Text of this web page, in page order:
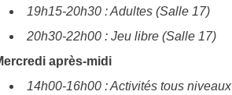
19h15-20h30 : Adultes (Salle 17)
20h30-22h00 : Jeu libre (Salle 17)
après-midi
14h00-16h00 : Activités tous niveaux